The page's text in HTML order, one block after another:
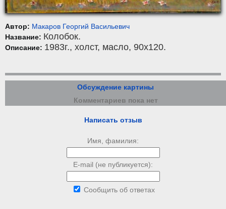
Автор: Макаров Георгий Васильевич
Название: Колобок.
Описание: 1983г., холст, масло, 90x120.
Обсуждение картины
Комментариев пока нет
Написать отзыв
Имя, фамилия:
E-mail (не публикуется):
Сообщить об ответах